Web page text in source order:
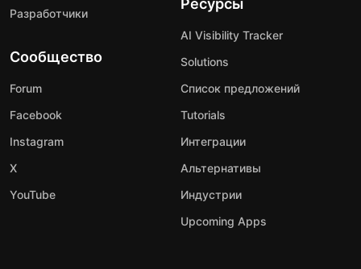
Разработчики
Сообщество
Forum
Facebook
Instagram
X
YouTube
Ресурсы
AI Visibility Tracker
Solutions
Список предложений
Tutorials
Интеграции
Альтернативы
Индустрии
Upcoming Apps